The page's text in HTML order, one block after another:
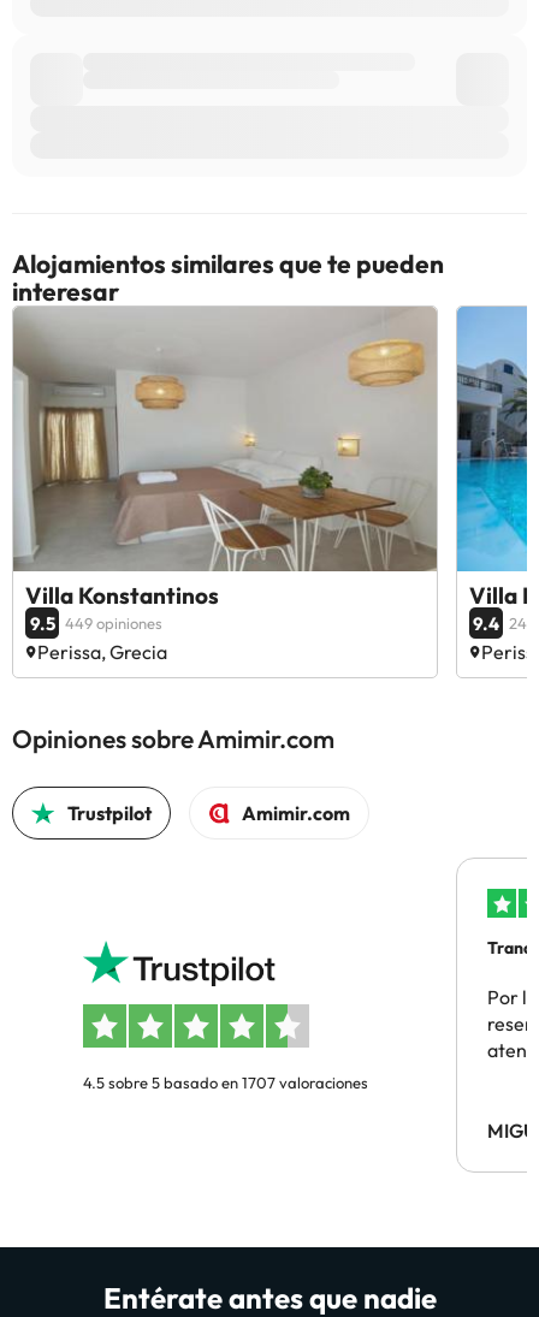
Alojamientos similares que te pueden
interesar
Villa Konstantinos
9.5 449 opiniones
Perissa, Grecia
Villa
9.4 249
Opiniones sobre Amimir.com
Trustpilot Amimir.com
4.5 sobre 5 basado en 1707 valoraciones
Por
Entérate antes que nadie